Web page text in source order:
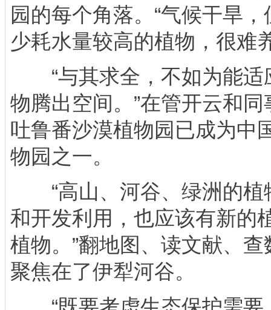
园的每个角落。“气候干旱
少耗水量较高的植物，很难
“与其求全，不如为能适
物腾出空间。”在管开云和
吐鲁番沙漠植物园已成为中
物园之一。
“高山、河谷、绿洲的植
和开发利用，也应该有新的
植物。”翻地图、读文献、
聚焦在了伊犁河谷。